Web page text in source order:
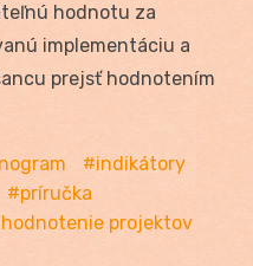
hodnotu za
implementáciu a
prejsť hodnotením
indikátory
príručka
projektov